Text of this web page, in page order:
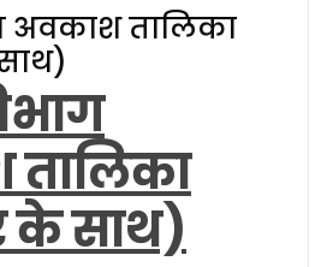
अवकाश तालिका
साथ)